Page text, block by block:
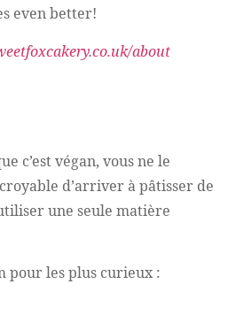
even better!
about
c’est végan, vous ne le
d’arriver à pâtisser de
une seule matière
pour les plus curieux :